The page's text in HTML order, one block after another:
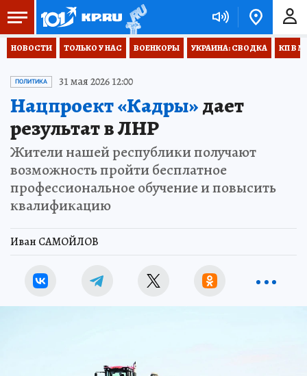
НОВОСТИ ТОЛЬКО У НАС ВОЕНКОРЫ УКРАИНА: СВОДКА КП В
ПОЛИТИКА 31 мая 2026 12:00
Нацпроект «Кадры»дает
результат в ЛНР
Жители нашей республики получают
возможность пройти бесплатное
профессиональное обучение и повысить
квалификацию
Иван САМОЙЛОВ